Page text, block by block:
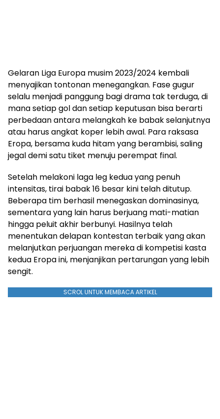
Gelaran Liga Europa musim 2023/2024 kembali
menyajikan tontonan menegangkan. Fase gugur
selalu menjadi panggung bagi drama tak terduga, di
mana setiap gol dan setiap keputusan bisa berarti
perbedaan antara melangkah ke babak selanjutnya
atau harus angkat koper lebih awal. Para raksasa
Eropa, bersama kuda hitam yang berambisi, saling
jegal demi satu tiket menuju perempat final.
Setelah melakoni laga leg kedua yang penuh
intensitas, tirai babak 16 besar kini telah ditutup.
Beberapa tim berhasil menegaskan dominasinya,
sementara yang lain harus berjuang mati-matian
hingga peluit akhir berbunyi. Hasilnya telah
menentukan delapan kontestan terbaik yang akan
melanjutkan perjuangan mereka di kompetisi kasta
kedua Eropa ini, menjanjikan pertarungan yang lebih
sengit.
SCROL UNTUK MEMBACA ARTIKEL